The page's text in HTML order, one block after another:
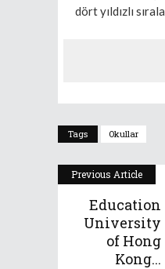
dört yıldızlı
Tags Okullar
Previous Article
Education
University
of Hong
Kong...